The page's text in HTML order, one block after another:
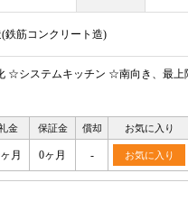
(鉄筋コンクリート造)
☆システムキッチン ☆南向き、最上
金 保証金 償却 お気に入り
月 0ヶ月 - お気に入り